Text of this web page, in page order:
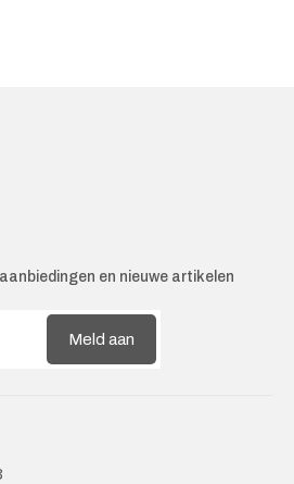
en nieuwe artikelen
Meld aan